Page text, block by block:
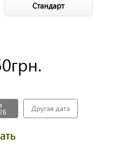
Стандарт
грн.
Другая дата